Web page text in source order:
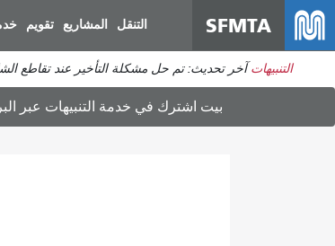
SFMTA التنقل المشاريع تقويم
التنبيهات آخر تحديث: تم حل مشكلة التأخير عند تقاطع الشارع الخامس
بيت اشترك في خدمة التنبيهات عبر